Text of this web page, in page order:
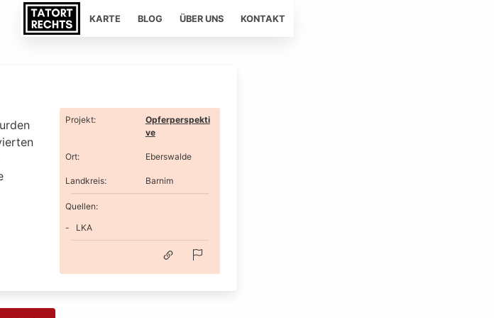
KARTE BLOG ÜBER UNS KONTAKT
Projekt:
Opferperspekti
ve
Ort: Eberswalde
Landkreis: Barnim
Quellen:
LKA